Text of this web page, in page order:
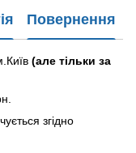
Повернення
(але тільки за
згідно